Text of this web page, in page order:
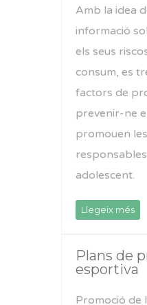
Amb la idea
informació
els seus
consum, es
factors de
prevenir-ne
promouen
adolescent.
Llegeix més
Plans de
esportiva
Promoció de